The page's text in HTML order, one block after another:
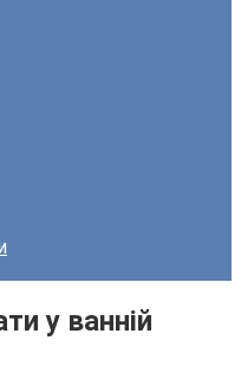
у ванній